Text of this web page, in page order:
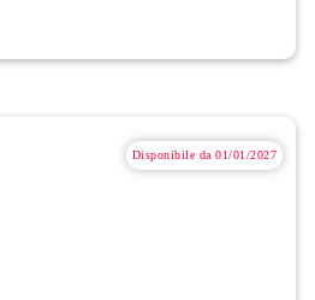
Disponibile da 01/01/2027